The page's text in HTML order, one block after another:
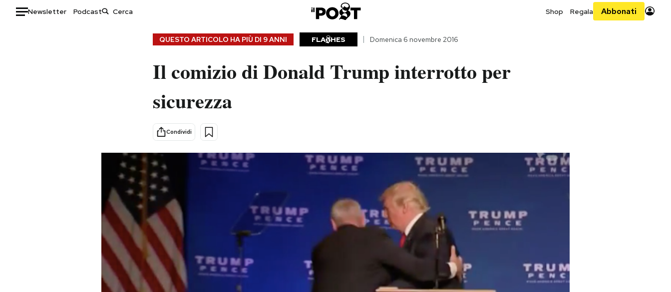
Newsletter Podcast Shop Regala Abbonati
Storie/Idee
Ok Boomer!
Media
Europa
Altrecose
Mondiali calcio 2026
QUESTO ARTICOLO HA PIÙ DI 9 ANNI FLA HES Domenica 6 novembre 2016
Il comizio di Donald Trump interrotto per
sicurezza
Condividi